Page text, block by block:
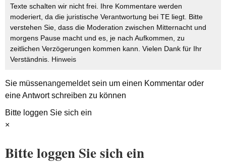
Texte schalten wir nicht frei. Ihre Kommentare werden
moderiert, da die juristische Verantwortung bei TE liegt. Bitte
verstehen Sie, dass die Moderation zwischen Mitternacht und
morgens Pause macht und es, je nach Aufkommen, zu
zeitlichen Verzögerungen kommen kann. Vielen Dank für Ihr
Verständnis. Hinweis
Sie müssenangemeldetsein um einen Kommentar oder
eine Antwort schreiben zu können
Bitte loggen Sie sich ein
×
Bitte loggen Sie sich ein